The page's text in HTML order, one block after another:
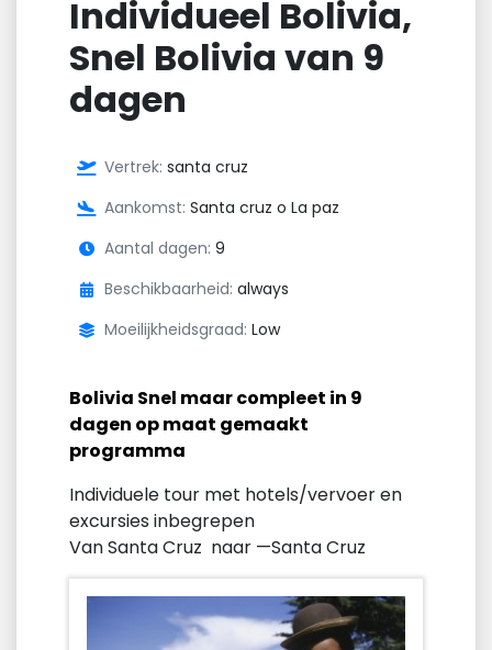
Individueel Bolivia,
Snel Bolivia van 9
dagen
Vertrek: santa cruz
Aankomst: Santa cruz o La paz
Aantal dagen: 9
Beschikbaarheid: always
Moeilijkheidsgraad: Low
Bolivia Snel maar compleet in 9
dagen op maat gemaakt
programma
Individuele tour met hotels/vervoer en
excursies inbegrepen
Van Santa Cruz naar —Santa Cruz